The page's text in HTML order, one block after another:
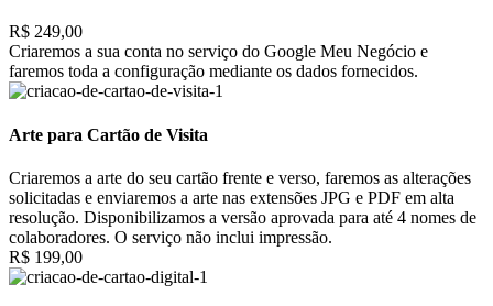
R$ 249,00
Criaremos a sua conta no serviço do Google Meu Negócio e
faremos toda a configuração mediante os dados fornecidos.
Arte para Cartão de Visita
Criaremos a arte do seu cartão frente e verso, faremos as alterações
solicitadas e enviaremos a arte nas extensões JPG e PDF em alta
resolução. Disponibilizamos a versão aprovada para até 4 nomes de
colaboradores. O serviço não inclui impressão.
R$ 199,00